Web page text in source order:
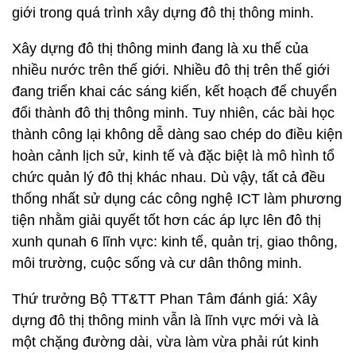
giới trong quá trình xây dựng đô thị thông minh.
Xây dựng đô thị thông minh đang là xu thế của
nhiều nước trên thế giới. Nhiều đô thị trên thế giới
đang triển khai các sáng kiến, kết hoạch để chuyển
đổi thành đô thị thông minh. Tuy nhiên, các bài học
thành công lại không dễ dàng sao chép do điều kiện
hoàn cảnh lịch sử, kinh tế và đặc biệt là mô hình tổ
chức quản lý đô thị khác nhau. Dù vậy, tất cả đều
thống nhất sử dụng các công nghệ ICT làm phương
tiện nhằm giải quyết tốt hơn các áp lực lên đô thị
xunh qunah 6 lĩnh vực: kinh tế, quản trị, giao thông,
môi trường, cuộc sống và cư dân thông minh.
Thứ trưởng Bộ TT&TT Phan Tâm đánh giá: Xây
dựng đô thị thông minh vẫn là lĩnh vực mới và là
một chặng đường dài, vừa làm vừa phải rút kinh